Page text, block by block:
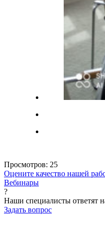
Просмотров: 25
Оцените качество нашей
Вебинары
?
Наши специалисты ответят
Задать вопрос